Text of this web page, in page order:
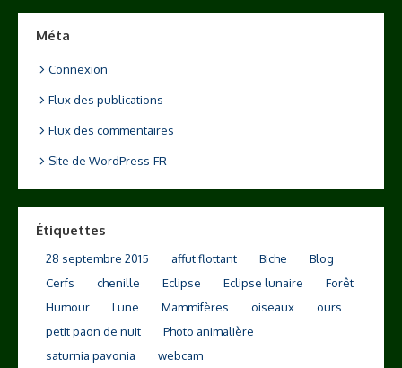
Méta
Connexion
Flux des publications
Flux des commentaires
Site de WordPress-FR
Étiquettes
28 septembre 2015 affut flottant Biche
Blog
Cerfs
chenille Eclipse Eclipse lunaire
Forêt
Humour
Lune Mammifères oiseaux
ours
petit paon de nuit
Photo animalière
saturnia pavonia
webcam